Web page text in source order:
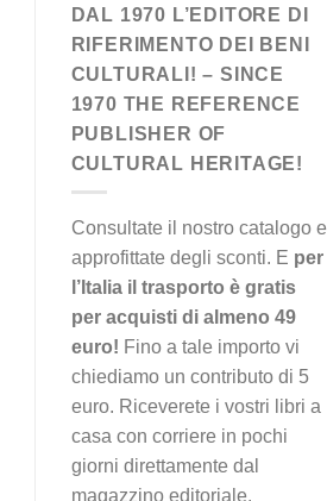
DAL 1970 L’EDITORE DI
RIFERIMENTO DEI BENI
CULTURALI! – SINCE
1970 THE REFERENCE
PUBLISHER OF
CULTURAL HERITAGE!
Consultate il nostro catalogo e
approfittate degli sconti. E per
l’Italia il trasporto è gratis
per acquisti di almeno 49
euro! Fino a tale importo vi
chiediamo un contributo di 5
euro. Riceverete i vostri libri a
casa con corriere in pochi
giorni direttamente dal
magazzino editoriale.